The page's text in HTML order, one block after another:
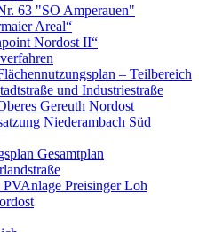
63 "SO Amperauen"
Areal“
Nordost II“
– Teilbereich
und Industriestraße
Gereuth Nordost
Niederambach Süd
Gesamtplan
Preisinger Loh